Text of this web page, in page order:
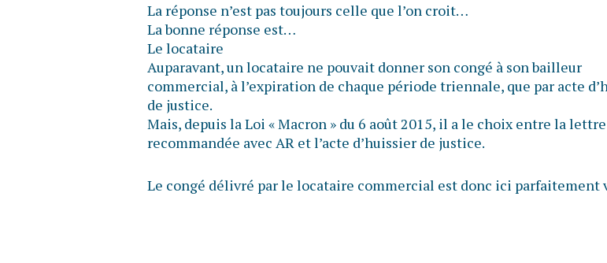
La réponse n’est pas toujours celle que l’on croit…
La bonne réponse est…
Le locataire
Auparavant, un locataire ne pouvait donner son congé à son bailleur
commercial, à l’expiration de chaque période triennale, que par acte
de justice.
Mais, depuis la Loi « Macron » du 6 août 2015, il a le choix entre la lettre
recommandée avec AR et l’acte d’huissier de justice.
Le congé délivré par le locataire commercial est donc ici parfaitement